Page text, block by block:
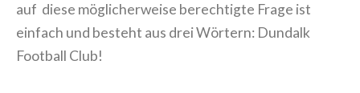
auf diese möglicherweise berechtigte Frage ist
einfach und besteht aus drei Wörtern: Dundalk
Football Club!